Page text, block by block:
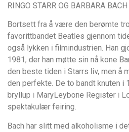
RINGO STARR OG BARBARA
Bortsett fra å være den berømte
favorittbandet Beatles gjennom
også lykken i filmindustrien. Han
1981, der han møtte sin nå kone
den beste tiden i Starrs liv, men å
den perfekte. De to bandt knuten i
bryllup i MaryLeybone Register i
spektakulær feiring.
Bach har slitt med alkoholisme i